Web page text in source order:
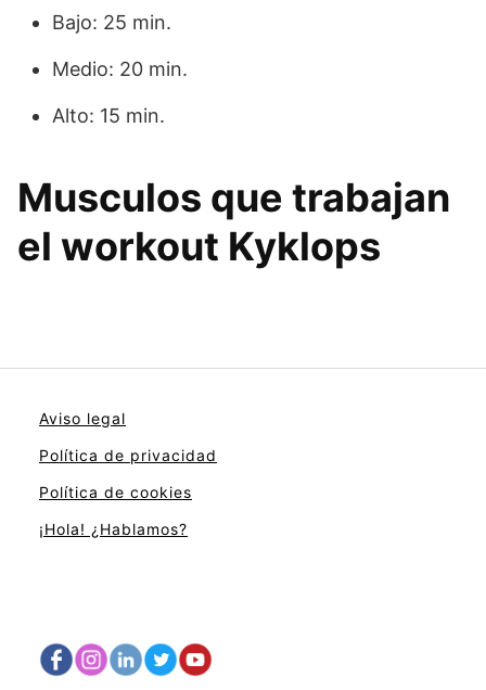
Bajo: 25 min.
Medio: 20 min.
Alto: 15 min.
Musculos que trabajan
el workout Kyklops
Aviso legal
Política de privacidad
Política de cookies
¡Hola! ¿Hablamos?